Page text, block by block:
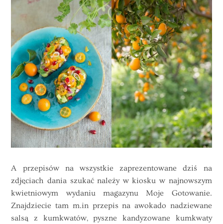
A przepisów na wszystkie zaprezentowane dziś na
zdjęciach dania szukać należy w kiosku w najnowszym
kwietniowym wydaniu magazynu Moje Gotowanie.
Znajdziecie tam m.in przepis na awokado nadziewane
salsą z kumkwatów, pyszne kandyzowane kumkwaty